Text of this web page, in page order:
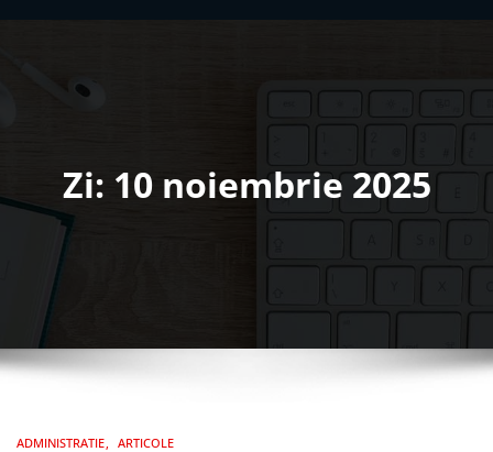
Zi: 10 noiembrie 2025
ADMINISTRATIE ARTICOLE